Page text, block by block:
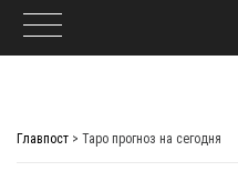
Главпост > Таро прогноз на сегодня